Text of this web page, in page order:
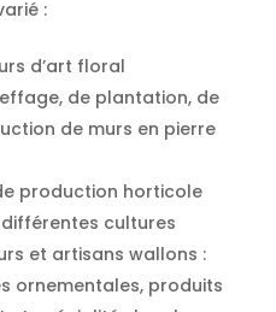
:
d’art floral
de plantation, de
de murs en pierre
production horticole
cultures
et artisans wallons :
ornementales, produits